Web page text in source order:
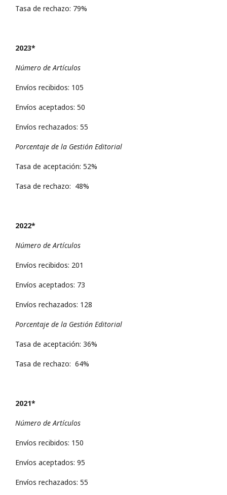
Tasa de rechazo: 79%
2023*
Número de Artículos
Envíos recibidos: 105
Envíos aceptados: 50
Envíos rechazados: 55
Porcentaje de la Gestión Editorial
Tasa de aceptación: 52%
Tasa de rechazo: 48%
2022*
Número de Artículos
Envíos recibidos: 201
Envíos aceptados: 73
Envíos rechazados: 128
Porcentaje de la Gestión Editorial
Tasa de aceptación: 36%
Tasa de rechazo: 64%
2021*
Número de Artículos
Envíos recibidos: 150
Envíos aceptados: 95
Envíos rechazados: 55